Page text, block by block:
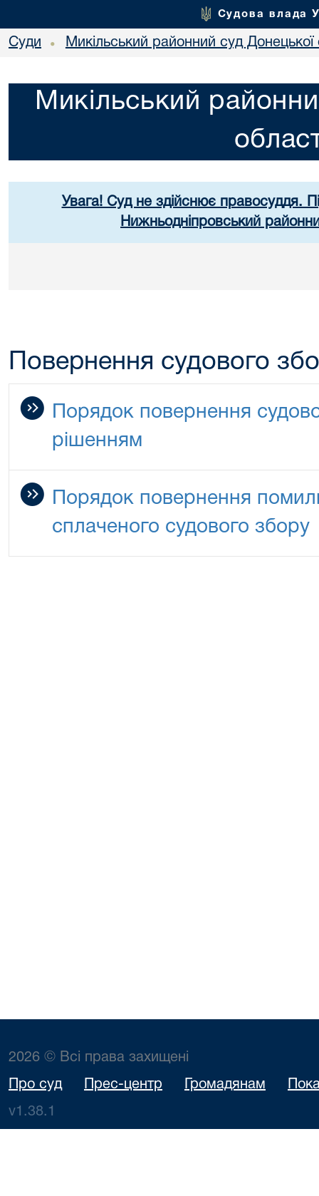
Судова влада
Суди • Микільський районний суд Донецької
Микільський
Увага! Суд не здійснює правосуддя.
Нижньодніпровський
Повернення судового
Порядок повернення
рішенням
Порядок повернення
сплаченого судового збору
2026 © Всі права захищені
Про суд Прес-центр Громадянам
v1.38.1